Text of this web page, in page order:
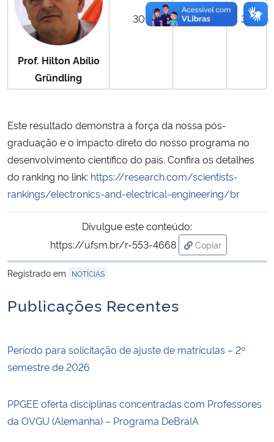
Prof. Hilton Abílio
Gründling
30º 4.265 32
Este resultado demonstra a força da nossa pós-
graduação e o impacto direto do nosso programa no
desenvolvimento científico do país. Confira os detalhes
do ranking no link: https://research.com/scientists-
rankings/electronics-and-electrical-engineering/br
Divulgue este conteúdo:
https://ufsm.br/r-553-4668
Copiar
para área de
Registrado em
NOTÍCIAS
Publicações Recentes
Período para solicitação de ajuste de matrículas – 2º
semestre de 2026
PPGEE oferta disciplinas concentradas com Professores
da OVGU (Alemanha) – Programa DeBraIA